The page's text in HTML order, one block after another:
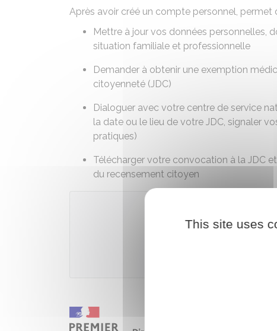
Après avoir créé un compte personnel, permet
Mettre à jour vos données personnelles,
situation familiale et professionnelle
Demander à obtenir une exemption
citoyenneté (JDC)
Dialoguer avec votre centre de service
la date ou le lieu de votre JDC, signaler
pratiques)
Télécharger votre convocation à la JDC
du recensement citoyen
Ministère
This site uses